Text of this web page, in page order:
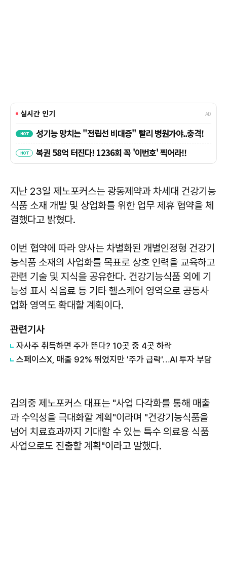
지난 23일 제노포커스는 광동제약과 차세대 건강기능
식품 소재 개발 및 상업화를 위한 업무 제휴 협약을 체
결했다고 밝혔다.
이번 협약에 따라 양사는 차별화된 개별인정형 건강기
능식품 소재의 사업화를 목표로 상호 인력을 교육하고
관련 기술 및 지식을 공유한다. 건강기능식품 외에 기
능성 표시 식음료 등 기타 헬스케어 영역으로 공동사
업화 영역도 확대할 계획이다.
관련기사
자사주 취득하면 주가 뜬다? 10곳 중 4곳 하락
스페이스X, 매출 92% 뛰었지만 '주가 급락'…AI 투자 부담
김의중 제노포커스 대표는 "사업 다각화를 통해 매출
과 수익성을 극대화할 계획"이라며 "건강기능식품을
넘어 치료효과까지 기대할 수 있는 특수 의료용 식품
사업으로도 진출할 계획"이라고 말했다.